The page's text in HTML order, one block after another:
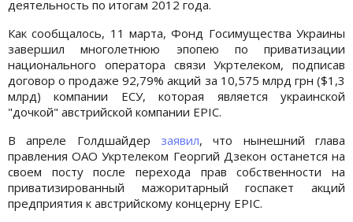
деятельность по итогам 2012 года.
Как сообщалось, 11 марта, Фонд Госимущества Украины
завершил многолетнюю эпопею по приватизации
национального оператора связи Укртелеком, подписав
договор о продаже 92,79% акций за 10,575 млрд грн ($1,3
млрд) компании ЕСУ, которая является украинской
"дочкой" австрийской компании EPIC.
В апреле Голдшайдер заявил, что нынешний глава
правления ОАО Укртелеком Георгий Дзекон останется на
своем посту после перехода прав собственности на
приватизированный мажоритарный госпакет акций
предприятия к австрийскому концерну ЕРІС.